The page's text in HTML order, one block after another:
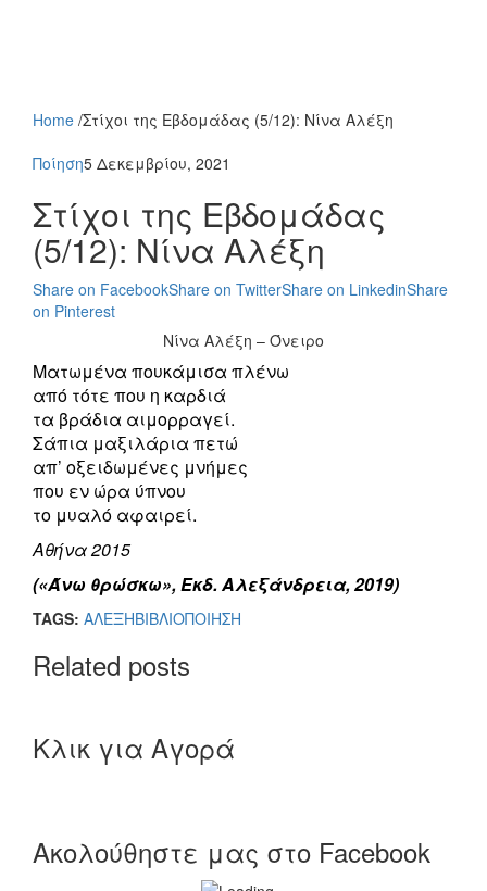
Home /Στίχοι της Εβδομάδας (5/12): Νίνα Αλέξη
Ποίηση5 Δεκεμβρίου, 2021
Στίχοι της Εβδομάδας
(5/12): Νίνα Αλέξη
Share on FacebookShare on TwitterShare on LinkedinShare
on Pinterest
Νίνα Αλέξη – Όνειρο
Ματωμένα πουκάμισα πλένω
από τότε που η καρδιά
τα βράδια αιμορραγεί.
Σάπια μαξιλάρια πετώ
απ’ οξειδωμένες μνήμες
που εν ώρα ύπνου
το μυαλό αφαιρεί.
Αθήνα 2015
(«Άνω θρώσκω», Εκδ. Αλεξάνδρεια, 2019)
TAGS: ΑΛΕΞΗΒΙΒΛΙΟΠΟΙΗΣΗ
Related posts
Κλικ για Αγορά
Ακολούθηστε μας στο Facebook